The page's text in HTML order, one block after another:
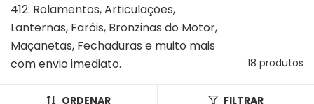
412: Rolamentos, Articulações,
Lanternas, Faróis, Bronzinas do Motor,
Maçanetas, Fechaduras e muito mais
com envio imediato.
18 produtos
ORDENAR FILTRAR